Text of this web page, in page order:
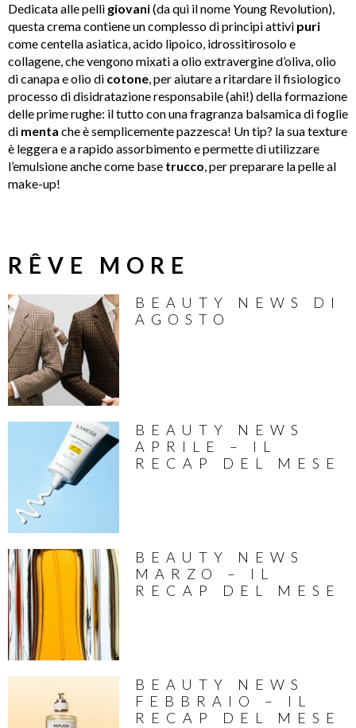
Dedicata alle pelli giovani(da qui il nome Young Revolution),
questa crema contiene un complesso di principi attivi puri
come centella asiatica, acido lipoico, idrossitirosolo e
collagene, che vengono mixati a olio extravergine d’oliva, olio
di canapa e olio di cotone, per aiutare a ritardare il fisiologico
processo di disidratazione responsabile (ahi!) della formazione
delle prime rughe: il tutto con una fragranza balsamica di foglie
di menta che è semplicemente pazzesca! Un tip? la sua texture
è leggera e a rapido assorbimento e permette di utilizzare
l’emulsione anche come base trucco, per preparare la pelle al
make-up!
RÊVE MORE
BEAUTY NEWS DI
AGOSTO
BEAUTY NEWS
APRILE – IL
RECAP DEL MESE
BEAUTY NEWS
MARZO – IL
RECAP DEL MESE
BEAUTY NEWS
FEBBRAIO – IL
RECAP DEL MESE